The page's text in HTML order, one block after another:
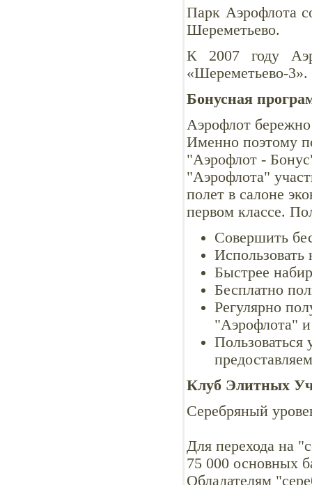
Парк Аэрофлота
Шереметьево.
К 2007 году
«Шереметьево-3».
Бонусная
Аэрофлот
Именно поэтому
"Аэрофлот -
"Аэрофлота"
полет в салоне
первом классе.
Совершить
Быстрее
Бесплатно
Регулярно
"Аэрофлота"
Клуб Элитных
Серебряный
Для перехода на
75 000 основных
Обладателям